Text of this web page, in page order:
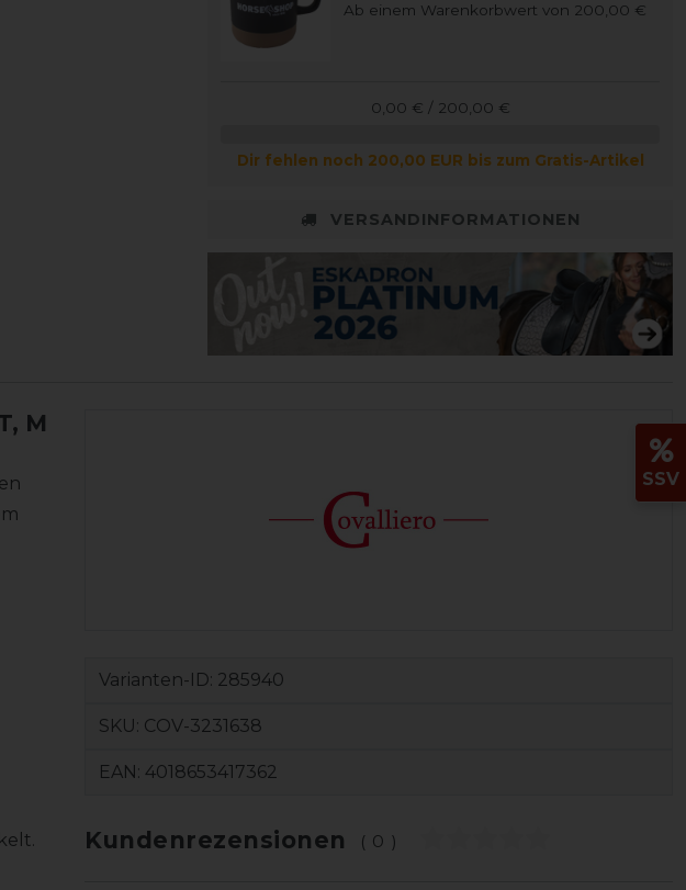
Ab einem Warenkorbwert von 200,00 €
0,00 € / 200,00 €
Dir fehlen noch 200,00 EUR bis zum Gratis-Artikel
VERSANDINFORMATIONEN
M
Varianten-ID: 285940
SKU: COV-3231638
EAN: 4018653417362
Kundenrezensionen (0)
SSV